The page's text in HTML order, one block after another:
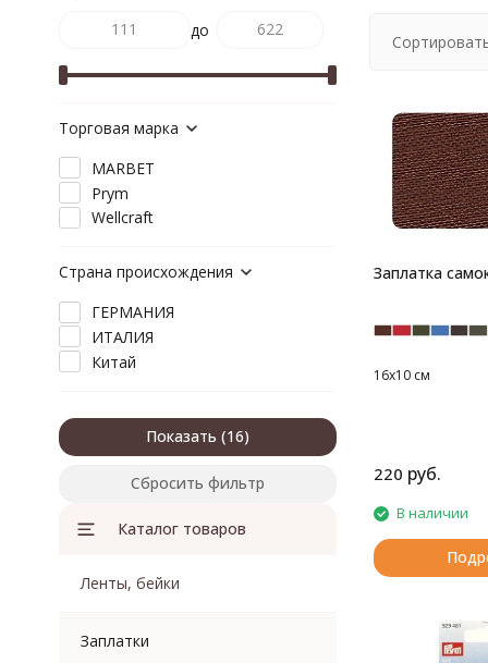
Заплатка
16х10 см
220 руб.
В наличии
до
Торговая марка
MARBET
Prym
Wellcraft
Страна происхождения
ГЕРМАНИЯ
ИТАЛИЯ
Китай
Показать
Сбросить фильтр
Каталог товаров
Ленты, бейки
Заплатки